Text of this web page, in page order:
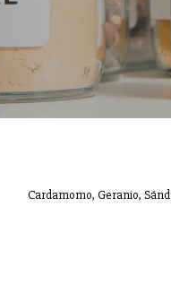
Cardamomo, Geranio,